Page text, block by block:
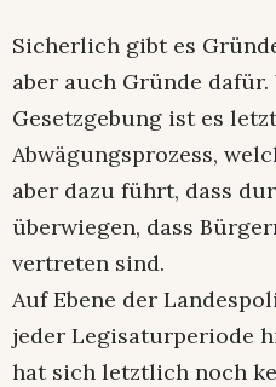
Sicherlich gibt es
aber auch Gründe
Gesetzgebung ist es
Abwägungsprozess,
aber dazu führt, dass
überwiegen, dass
vertreten sind.
Auf Ebene der
jeder Legisaturperiode
hat sich letztlich noch